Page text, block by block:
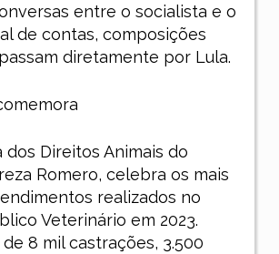
entre o socialista e o
de contas, composições
diretamente por Lula.
dos Direitos Animais do
Romero, celebra os mais
realizados no
Veterinário em 2023.
8 mil castrações, 3.500